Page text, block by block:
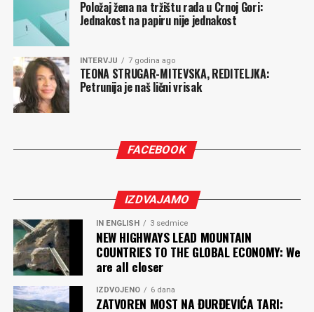
Položaj žena na tržištu rada u Crnoj Gori:
Jednakost na papiru nije jednakost
INTERVJU 7 godina ago
TEONA STRUGAR-MITEVSKA, REDITELJKA:
Petrunija je naš lični vrisak
FACEBOOK
IZDVAJAMO
IN ENGLISH 3 sedmice
NEW HIGHWAYS LEAD MOUNTAIN
COUNTRIES TO THE GLOBAL ECONOMY: We
are all closer
IZDVOJENO 6 dana
ZATVOREN MOST NA ĐURĐEVIĆA TARI: